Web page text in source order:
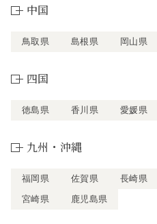
中国
鳥取県 島根県 岡山県
四国
徳島県 香川県 愛媛県
九州・沖縄
福岡県 佐賀県 長崎県
宮崎県
鹿児島県